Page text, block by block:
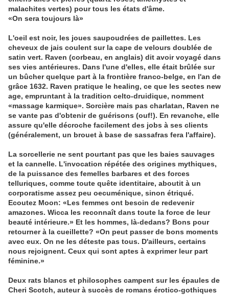
malachites vertes) pour tous les états d'âme.
«On sera toujours là»
L'oeil est noir, les joues saupoudrées de paillettes. Les
cheveux de jais coulent sur la cape de velours doublée de
satin vert. Raven (corbeau, en anglais) dit avoir voyagé dans
ses vies antérieures. Dans l'une d'elles, elle était brûlée sur
un bûcher quelque part à la frontière franco-belge, en l'an de
grâce 1632. Raven pratique le healing, ce que les sectes new
age, empruntant à la tradition celto-druidique, nomment
«massage karmique». Sorcière mais pas charlatan, Raven ne
se vante pas d'obtenir de guérisons (ouf!). En revanche, elle
assure qu'elle décroche facilement des jobs à ses clients
(généralement, un brouet à base de sassafras fera l'affaire).
La sorcellerie ne sent pourtant pas que les baies sauvages
et la cannelle. L'invocation répétée des origines mythiques,
de la puissance des femelles barbares et des forces
telluriques, comme toute quête identitaire, aboutit à un
corporatisme assez peu oecuménique, sinon étriqué.
Ecoutez Moon: «Les femmes ont besoin de redevenir
amazones. Wicca les reconnaît dans toute la force de leur
beauté intérieure.» Et les hommes, là-dedans? Bons pour
retourner à la cueillette? «On peut passer de bons moments
avec eux. On ne les déteste pas tous. D'ailleurs, certains
nous rejoignent. Ceux qui sont aptes à exprimer leur part
féminine.»
Deux rats blancs et philosophes campent sur les épaules de
Cheri Scotch, auteur à succès de romans érotico-gothiques